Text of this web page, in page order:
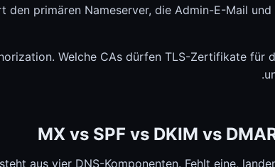
den primären Nameserver, die Admin-E-Mail
Welche CAs dürfen TLS-Zertifikate für
MX vs SPF vs DKIM vs
aus vier DNS-Komponenten. Fehlt eine,